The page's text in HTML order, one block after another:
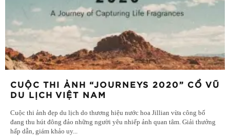
CUỘC THI ẢNH “JOURNEYS 2020” CỔ VŨ
DU LỊCH VIỆT NAM
Cuộc thi ảnh đẹp du lịch do thương hiệu nước hoa Jillian vừa công bố
đang thu hút đông đảo những người yêu nhiếp ảnh quan tâm. Giải thưởng
hấp dẫn, giám khảo uy...